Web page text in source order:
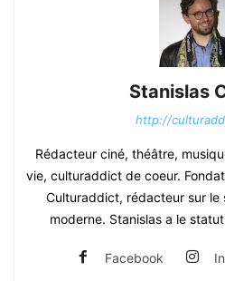
Stanislas
http://
Rédacteur ciné, théâtre,
vie, culturaddict de coeur.
Culturaddict, rédacteur sur le
moderne. Stanislas a le
Facebook